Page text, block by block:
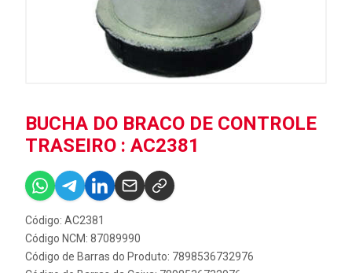
BUCHA DO BRACO DE CONTROLE
TRASEIRO : AC2381
Código: AC2381
Código NCM: 87089990
Código de Barras do Produto: 7898536732976